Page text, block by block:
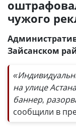
чужого
Зайсанском
на улице
баннер,
сообщили в